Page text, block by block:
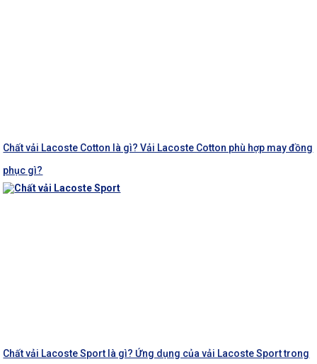
Chất vải Lacoste Cotton là gì? Vải Lacoste Cotton phù hợp may đồng
phục gì?
Chất vải Lacoste Sport là gì? Ứng dụng của vải Lacoste Sport trong